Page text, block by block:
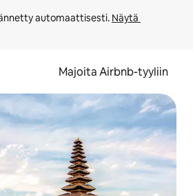
automaattisesti. Näytä
Majoita Airbnb-tyyliin